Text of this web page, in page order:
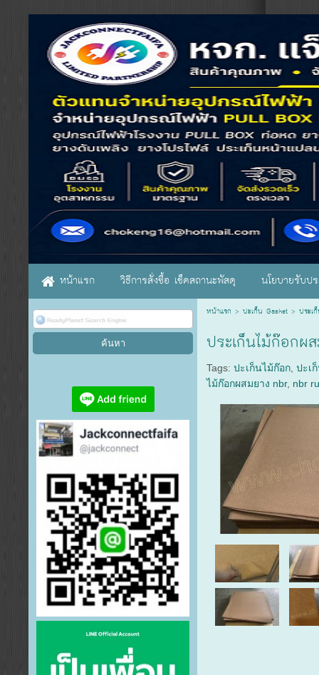
หน้าแรก วิธีการสั่งซื้อ เช็คสถานะพัสดุ นโยบายรับป
หน้าแรก > ปะเก็น Gasket> ประเ
ประเก็นไม้ก๊อก
Tags:ปะเก็นไม้ก๊อก ,ปะเ
ไม้ก๊อกผสมยาง nbr, nbr